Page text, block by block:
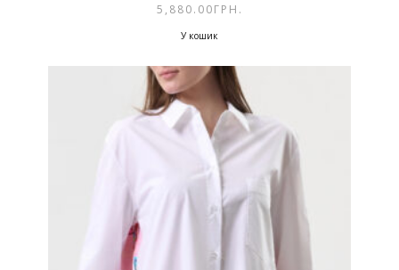
5,880.00ГРН.
У кошик